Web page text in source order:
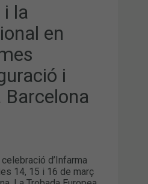
la
en
i
Barcelona
d’Infarma
14, 15 i 16 de març